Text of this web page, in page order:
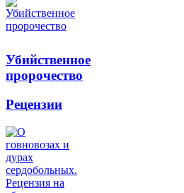
Убийственное
пророчество
Рецензии